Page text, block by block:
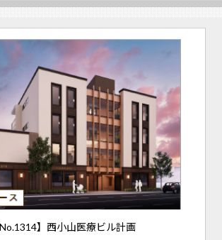
No.1314】西小山医療ビル計画